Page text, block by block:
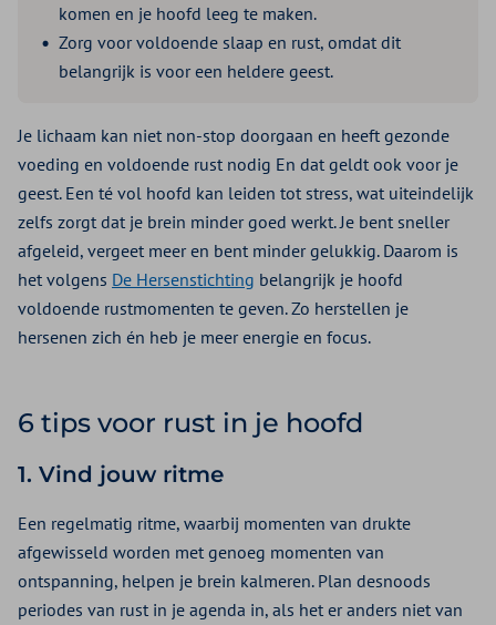
komen en je hoofd leeg te maken.
Zorg voor voldoende slaap en rust, omdat dit
belangrijk is voor een heldere geest.
Je lichaam kan niet non-stop doorgaan en heeft gezonde
voeding en voldoende rust nodig En dat geldt ook voor je
geest. Een té vol hoofd kan leiden tot stress, wat uiteindelijk
zelfs zorgt dat je brein minder goed werkt. Je bent sneller
afgeleid, vergeet meer en bent minder gelukkig. Daarom is
het volgens De Hersenstichting belangrijk je hoofd
voldoende rustmomenten te geven. Zo herstellen je
hersenen zich én heb je meer energie en focus.
6 tips voor rust in je hoofd
1. Vind jouw ritme
Een regelmatig ritme, waarbij momenten van drukte
afgewisseld worden met genoeg momenten van
ontspanning, helpen je brein kalmeren. Plan desnoods
periodes van rust in je agenda in, als het er anders niet van